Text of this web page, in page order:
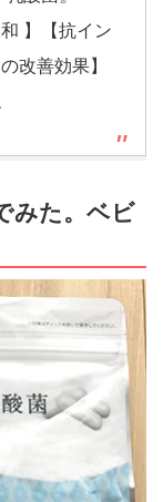
】【抗イン
改善効果】
みた。ベビ